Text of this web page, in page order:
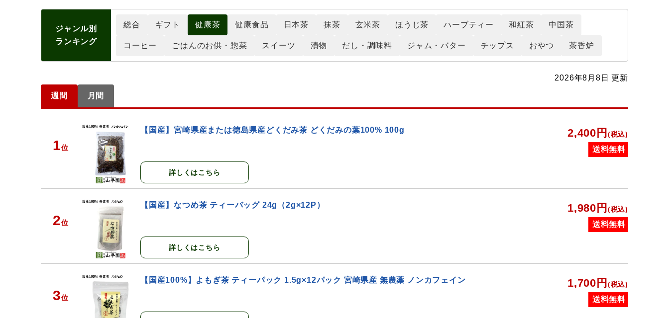
ジャンル別
ランキング
総合 ギフト 健康茶 健康食品 日本茶 抹茶 玄米茶 ほうじ茶 ハーブティー 和紅茶 中国茶
コーヒー ごはんのお供・惣菜 スイーツ 漬物 だし・調味料 ジャム・バター チップス おやつ 茶香炉
2026年8月8日 更新
週間 月間
1位
【国産】宮崎県産または徳島県産どくだみ茶 どくだみの葉100% 100g
詳しくはこちら
2,400円 (税込)
送料無料
2位
【国産】なつめ茶 ティーバッグ 24g（2g×12P）
詳しくはこちら
1,980円 (税込)
送料無料
3位
【国産100%】よもぎ茶 ティーパック 1.5g×12パック 宮崎県産 無農薬 ノンカフェイン 1,700円 (税込)
送料無料